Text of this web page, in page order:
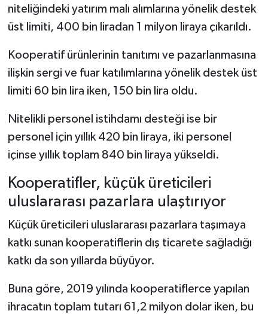
niteliğindeki yatırım malı alımlarına yönelik destek
üst limiti, 400 bin liradan 1 milyon liraya çıkarıldı.
Kooperatif ürünlerinin tanıtımı ve pazarlanmasına
ilişkin sergi ve fuar katılımlarına yönelik destek üst
limiti 60 bin lira iken, 150 bin lira oldu.
Nitelikli personel istihdamı desteği ise bir
personel için yıllık 420 bin liraya, iki personel
içinse yıllık toplam 840 bin liraya yükseldi.
Kooperatifler, küçük üreticileri
uluslararası pazarlara ulaştırıyor
Küçük üreticileri uluslararası pazarlara taşımaya
katkı sunan kooperatiflerin dış ticarete sağladığı
katkı da son yıllarda büyüyor.
Buna göre, 2019 yılında kooperatiflerce yapılan
ihracatın toplam tutarı 61,2 milyon dolar iken, bu